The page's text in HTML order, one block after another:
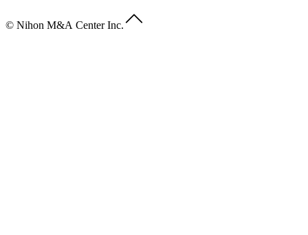
© Nihon M&A Center Inc.